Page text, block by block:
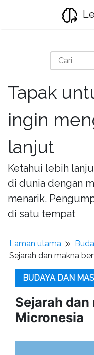
Tapak
ingin
lanjut
Ketahui lebih
di dunia dengan
menarik.
di satu tempat
Laman utama
Sejarah dan makna
BUDAYA DAN
Sejarah
Micronesia